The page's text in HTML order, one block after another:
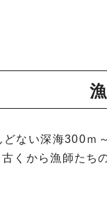
ない深海300ｍ
くから漁師たち